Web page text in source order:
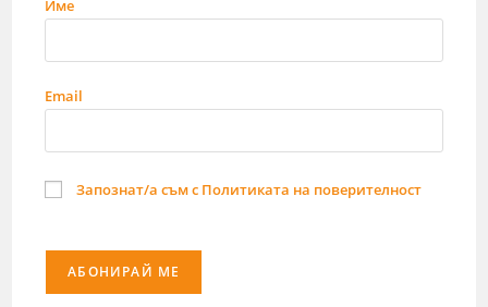
Име
Email
Запознат/а съм с Политиката на поверителност